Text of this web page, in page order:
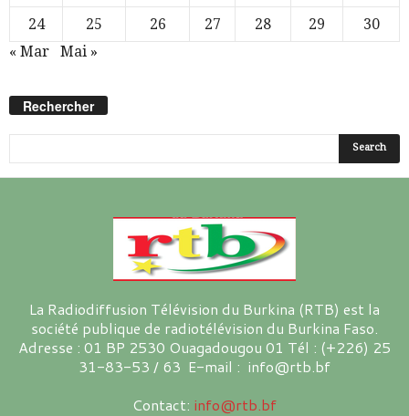
24
25 26 27 28 29
30
« Mar
Mai »
Rechercher
La Radiodiffusion Télévision du Burkina (RTB) est la
société publique de radiotélévision du Burkina Faso.
Adresse : 01 BP 2530 Ouagadougou 01 Tél : (+226) 25
31-83-53 / 63 E-mail : info@rtb.bf
Contact: info@rtb.bf